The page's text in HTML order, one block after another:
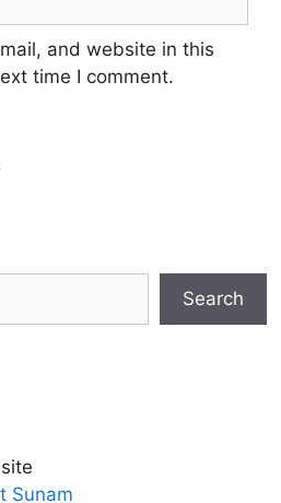
and website in this
time I comment.
Search
Sunam